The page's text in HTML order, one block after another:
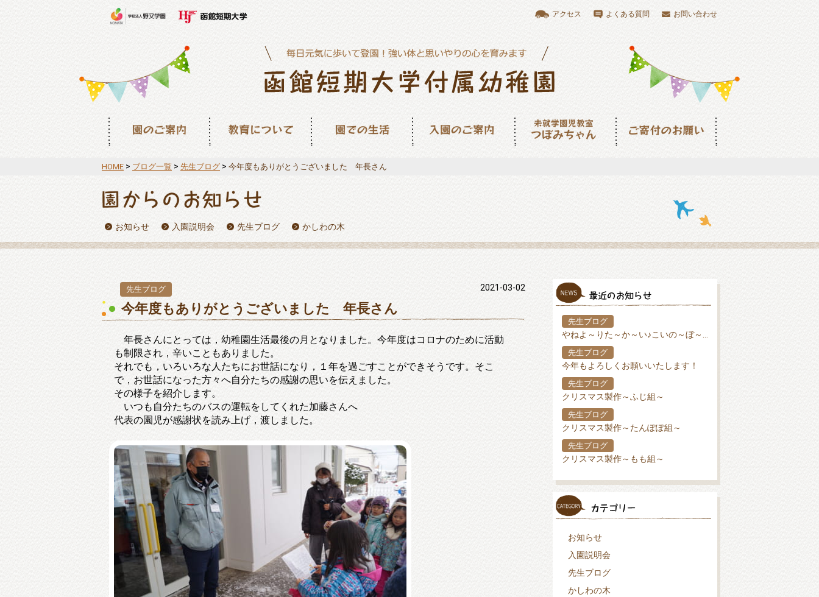
アクセス よくある質問 お問い合わせ
HOME > ブログ一覧 > 先生ブログ > 今年度もありがとうございました 年長さん
お知らせ 入園説明会 先生ブログ かしわの木
先生ブログ 2021-03-02
今年度もありがとうございました 年長さん
年長さんにとっては，幼稚園生活最後の月となりました。今年度はコロナのために活動
も制限され，辛いこともありました。
それでも，いろいろな人たちにお世話になり，１年を過ごすことができそうです。そこ
で，お世話になった方々へ自分たちの感謝の思いを伝えました。
その様子を紹介します。
いつも自分たちのバスの運転をしてくれた加藤さんへ
代表の園児が感謝状を読み上げ，渡しました。
先生ブログ
先生ブログ
今年もよろしくお願いいたします！
先生ブログ
クリスマス製作～ふじ組～
先生ブログ
クリスマス製作～たんぽぽ組～
先生ブログ
クリスマス製作～もも組～
お知らせ
入園説明会
先生ブログ
かしわの木